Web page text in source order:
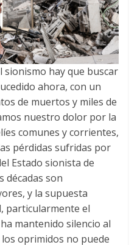
sionismo hay que buscar
ahora, con un
de muertos y miles de
nuestro dolor por la
comunes y corrientes,
pérdidas sufridas por
Estado sionista de
décadas son
y la supuesta
particularmente el
mantenido silencio al
oprimidos no puede